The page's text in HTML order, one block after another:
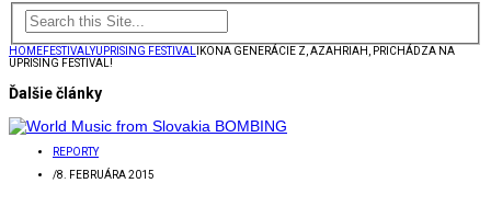
HOMEFESTIVALYUPRISING FESTIVAL
IKONA GENERÁCIE Z, AZAHRIAH, PRICHÁDZA NA
UPRISING FESTIVAL!
Ďalšie články
REPORTY
/8. FEBRUÁRA 2015